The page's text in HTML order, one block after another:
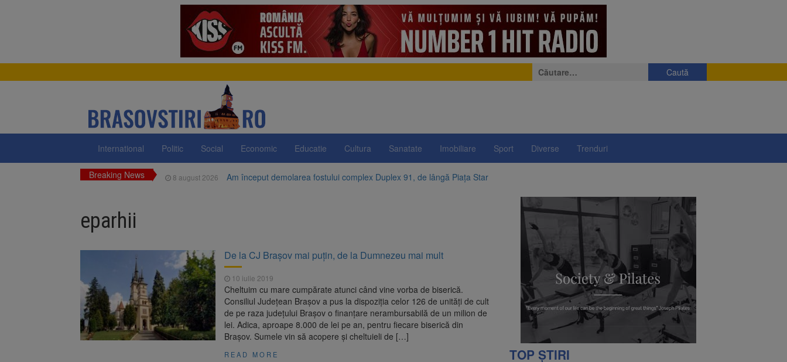
Caută
după:
International Politic Social Economic Educatie Cultura Sanatate Imobiliare Sport Diverse Trenduri
Breaking News 8 august 2026 Am început demolarea fostului complex Duplex 91, de lângă Piața Star
Ungaria renunță la apelul pentru reducerea consumului de energie. Nivelul Dunării a început să crească
Asociația Română pentru Iluminat cere reducerea luminii pe timpul nopții, nu oprirea iluminatului public
Trafic blocat pe DN1E Brașov – Poiana Brașov după un accident. Două persoane primesc îngrijiri
medicale
7 august 2026 Dosar de evaziune fiscală de peste 330.000 de lei, clasat la Brașov după plata prejudiciului
8 august 2026 8 august ar putea deveni Ziua Europeană de Comemorare a Victimelor Accidentelor de Muncă
eparhii
De la CJ Brașov mai puțin, de la Dumnezeu mai mult
10 iulie 2019
Cheltuim cu mare cumpărate atunci când vine vorba de biserică.
Consiliul Județean Brașov a pus la dispoziția celor 126 de unităţi de cult
de pe raza judeţului Braşov o finanţare nerambursabilă de un milion de
lei. Adica, aproape 8.000 de lei pe an, pentru fiecare biserică din
Brașov. Sumele vin să acopere şi cheltuieli de […]
READ MORE TOP ȘTIRI